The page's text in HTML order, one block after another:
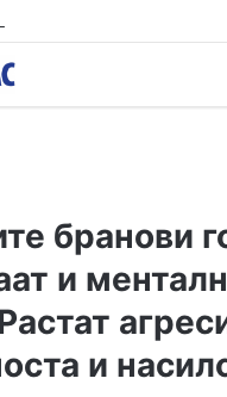
бранови
и
и